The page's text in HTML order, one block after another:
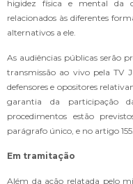
higidez física e mental da
relacionados às diferentes
alternativos a ele.
As audiências públicas serão
transmissão ao vivo pela TV
defensores e opositores
garantia da participação
procedimentos estão
parágrafo único, e no artigo 155.
Em tramitação
Além da ação relatada pelo